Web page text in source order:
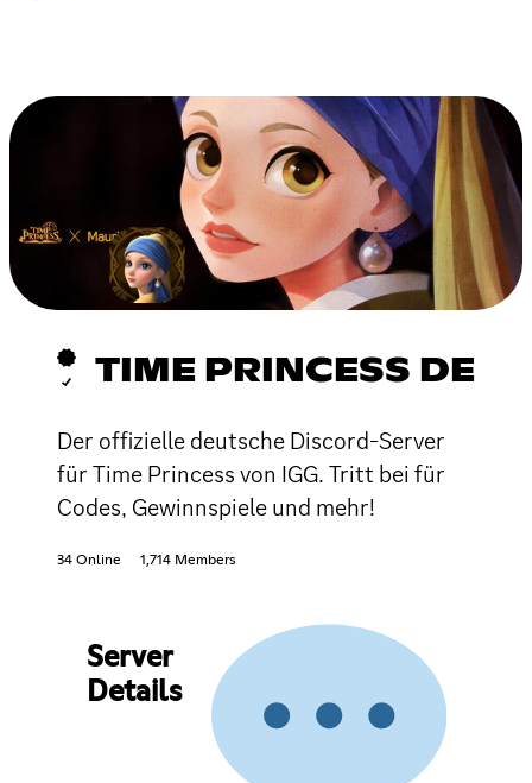
TIME PRINCESS DE
Der offizielle deutsche Discord-Server
für Time Princess von IGG. Tritt bei für
Codes, Gewinnspiele und mehr!
34 Online 1,714 Members
Server
Details